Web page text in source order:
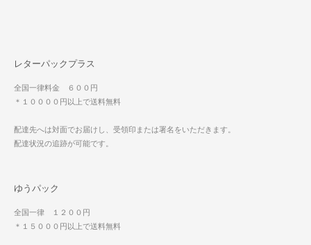
レターパックプラス
全国一律料金 ６００円
＊１００００円以上で送料無料
配達先へは対面でお届けし、受領印または署名をいただきます。
配達状況の追跡が可能です。
ゆうパック
全国一律 １２００円
＊１５０００円以上で送料無料